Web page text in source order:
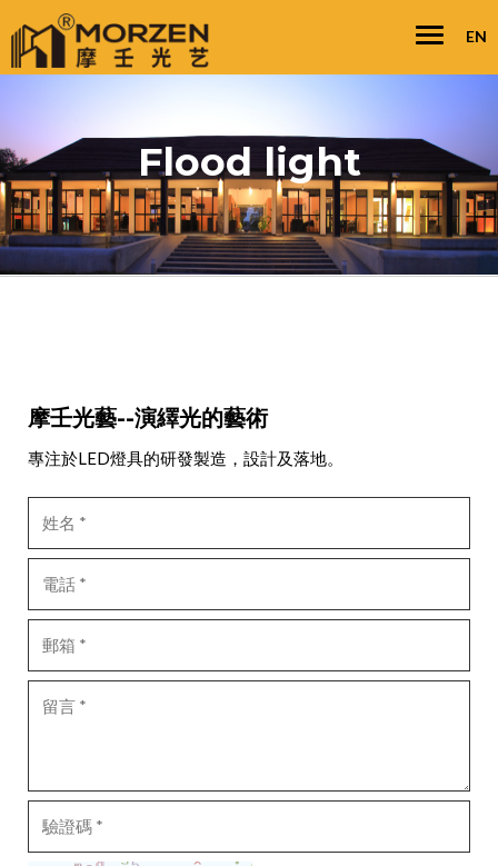
EN
Toggle
Flood light
摩壬光藝--演繹光的藝術
專注於LED燈具的研發製造，設計及落地。